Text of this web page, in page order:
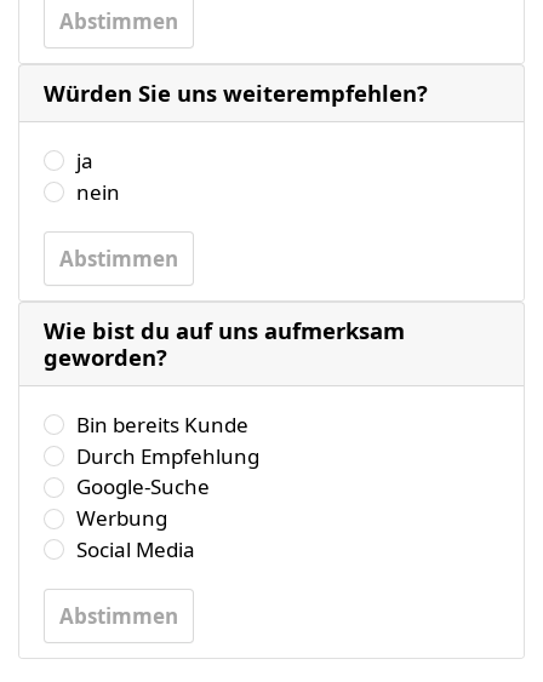
Abstimmen
Würden Sie uns weiterempfehlen?
Wählen Sie bitte eine der folgenden Antworten aus.
ja
nein
Abstimmen
Wie bist du auf uns aufmerksam
geworden?
Wählen Sie bitte eine der folgenden Antworten aus.
Bin bereits Kunde
Durch Empfehlung
Google-Suche
Werbung
Social Media
Abstimmen